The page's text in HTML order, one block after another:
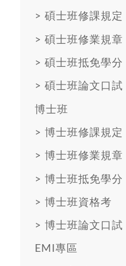
> 碩士班修課規定
> 碩士班修業規章
> 碩士班抵免學分
> 碩士班論文口試
博士班
> 博士班修課規定
> 博士班修業規章
> 博士班抵免學分
> 博士班資格考
> 博士班論文口試
EMI專區